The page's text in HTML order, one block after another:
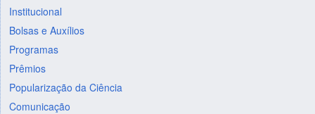
Institucional
Bolsas e Auxílios
Programas
Prêmios
Popularização da Ciência
Comunicação